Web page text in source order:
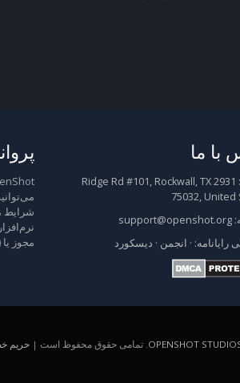
شرایط
مجوز
با ما
2931 Ridge Rd #101, Rockwall, TX
75032, United
support@openshot.org
رایانامه: · انجمن · دیسکورد
OPENSHOT. تمامی حقوق محفوظ است | حریم